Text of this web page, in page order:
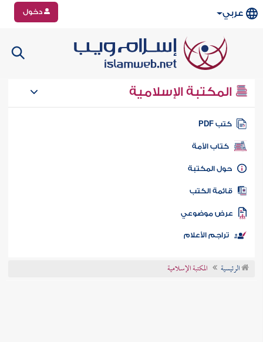
عربي دخول
المكتبة الإسلامية
كتب PDF
كتاب الأمة
المكتبة
الكتب
موضوعي
تراجم الأعلام
الرئيسية المكتبة الإسلامية